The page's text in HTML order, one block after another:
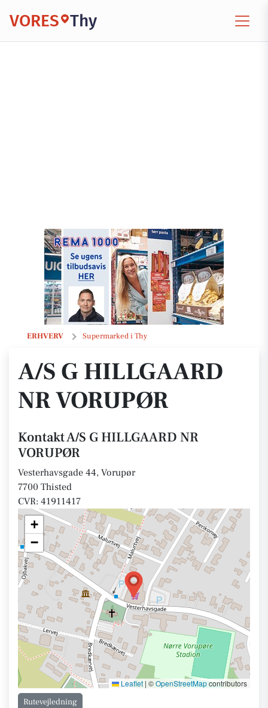
VORES Thy
ERHVERV Supermarked i Thy
A/S G HILLGAARD NR VORUPØR
A/S G HILLGAARD
NR VORUPØR
Kontakt A/S G HILLGAARD NR
VORUPØR
Vesterhavsgade 44, Vorupør
7700 Thisted
CVR: 41911417
+
−
Leaflet | ©OpenStreetMapcontributors
Rutevejledning